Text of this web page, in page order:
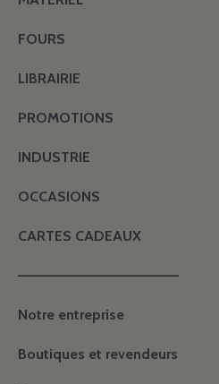
FOURS
LIBRAIRIE
PROMOTIONS
INDUSTRIE
OCCASIONS
CARTES CADEAUX
———————————————
Notre entreprise
Boutiques et revendeurs